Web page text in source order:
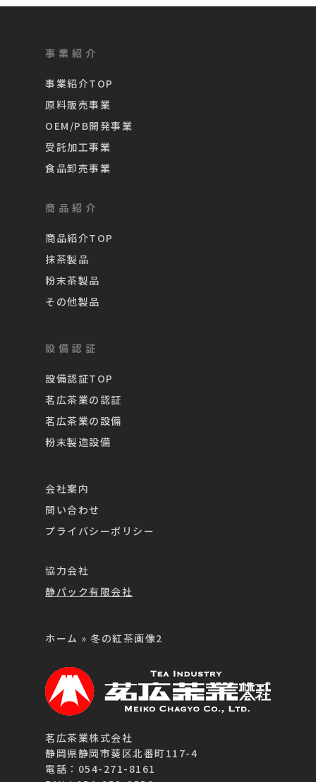
事業紹介
事業紹介TOP
原料販売事業
OEM/PB開発事業
受託加工事業
食品卸売事業
商品紹介
商品紹介TOP
抹茶製品
粉末茶製品
その他製品
設備認証
設備認証TOP
茗広茶業の認証
茗広茶業の設備
粉末製造設備
会社案内
問い合わせ
プライバシーポリシー
協力会社
静パック有限会社
ホーム » 冬の紅茶画像2
茗広茶業株式会社
静岡県静岡市葵区北番町117-4
電話：054-271-8161